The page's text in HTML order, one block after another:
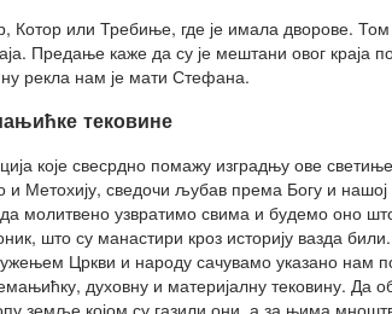
Котор или Требиње, где је имала дворове.
Предање каже да су је мештани овог краја
рекла нам је мати Стефана.
тековине
које свесрдно помажу изградњу ове
и Метохију, сведочи љубав према Богу и
да молитвено узвратимо свима и будемо оно
што су манастири кроз историју вазда
Цркви и народу сачувамо указано нам
духовну и материјалну тековину. Да